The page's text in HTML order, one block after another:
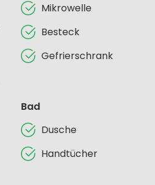
Mikrowelle
Besteck
Gefrierschrank
Bad
Dusche
Handtücher